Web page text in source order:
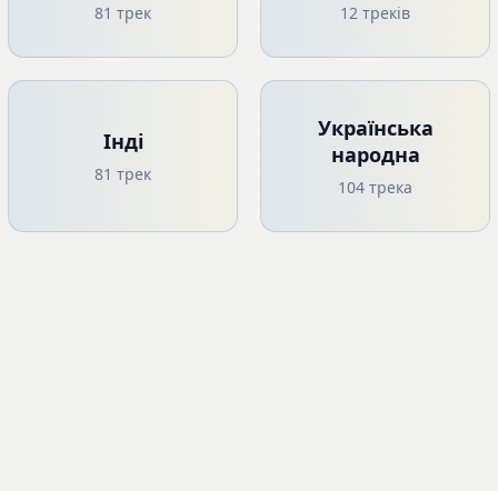
81 трек 12 треків
Інді
81 трек
Українська
народна
104 трека